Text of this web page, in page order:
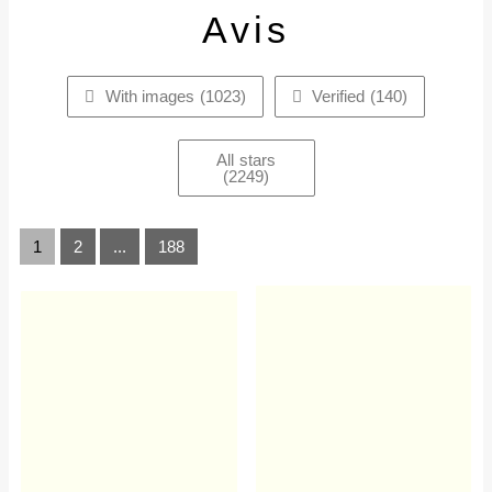
Avis
With images (1023) Verified (140)
All stars
(2249)
1 2 ... 188